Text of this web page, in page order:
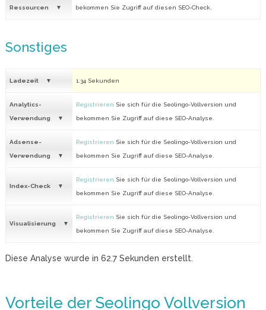
Ressourcen bekommen Sie Zugriff auf diesen SEO-Check.
Sonstiges
Ladezeit 1.34 Sekunden
Analytics-
Verwendung
Registrieren Sie sich für die Seolingo-Vollversion und
bekommen Sie Zugriff auf diese SEO-Analyse.
Adsense-
Verwendung
Registrieren Sie sich für die Seolingo-Vollversion und
bekommen Sie Zugriff auf diese SEO-Analyse.
Index-Check
Registrieren Sie sich für die Seolingo-Vollversion und
bekommen Sie Zugriff auf diese SEO-Analyse.
Visualisierung
Registrieren Sie sich für die Seolingo-Vollversion und
bekommen Sie Zugriff auf diese SEO-Analyse.
Diese Analyse wurde in 62.7Sekunden erstellt.
Vorteile der Seolingo Vollversion